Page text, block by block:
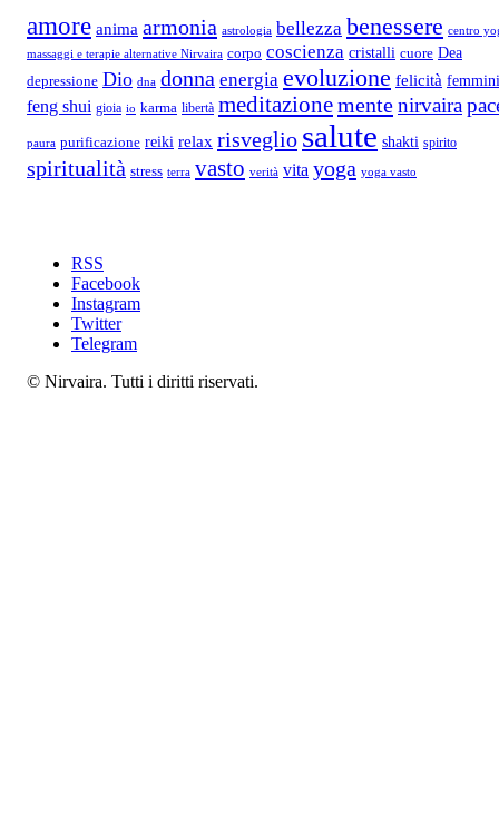
amore anima armonia astrologia bellezza benessere centro
massaggi e terapie alternative Nirvaira corpo coscienza cristalli cuore Dea
depressione Dio dna donna energia evoluzione felicità
feng shui gioia io karma libertà meditazionementenirvaira
paura purificazione reiki relax risveglio salute shakti spirito
spiritualità stress terra vasto verità vita yoga yoga vasto
RSS
Facebook
Instagram
Twitter
Telegram
© Nirvaira. Tutti i diritti riservati.